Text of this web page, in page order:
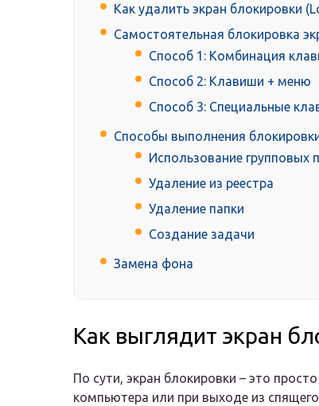
Как удалить экран блокировки
Самостоятельная блокировка
Способ 1: Комбинация
Способ 2: Клавиши + меню
Способ 3: Специальные
Способы выполнения
Использование групповых
Удаление из реестра
Удаление папки
Создание задачи
Замена фона
Как выглядит экран
По сути, экран блокировки – это
компьютера или при выходе из